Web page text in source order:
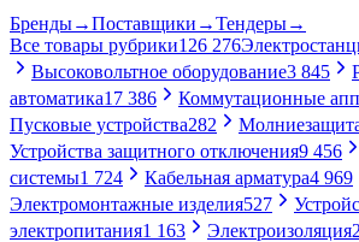
Бренды→Поставщики →Тендеры→
Все товары рубрики126 276
Высоковольтное оборудование3 845
автоматика17 386 Коммутационные
Пусковые устройства282
Устройства защитного отключения9 456
системы1 724 Кабельная арматура4 969
Электромонтажные изделия527
электропитания1 163 Электроизоляция